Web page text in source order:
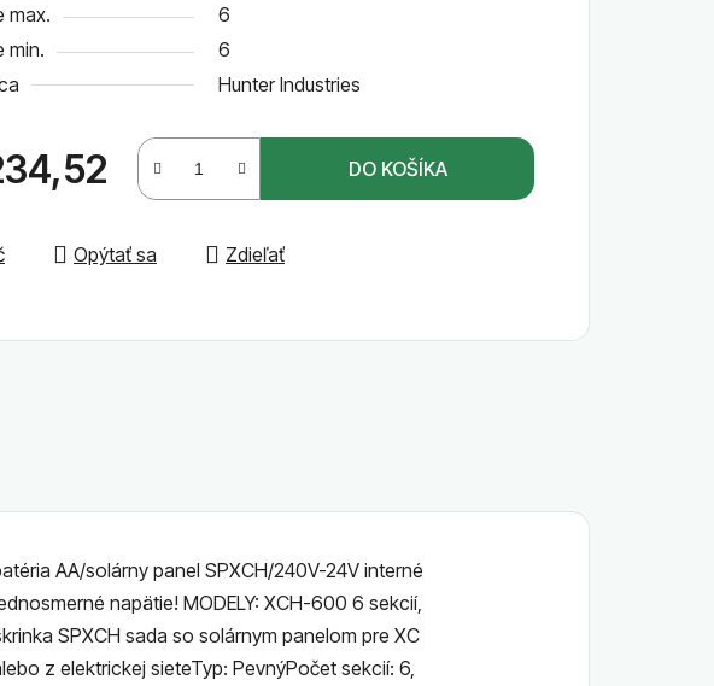
max.
6
min.
6
Hunter Industries
DO KOŠÍKA
Opýtať sa Zdieľať
AA/solárny panel SPXCH/240V-24V interné
napätie! MODELY: XCH-600 6 sekcií,
SPXCH sada so solárnym panelom pre XC
z elektrickej sieteTyp: PevnýPočet sekcií: 6,